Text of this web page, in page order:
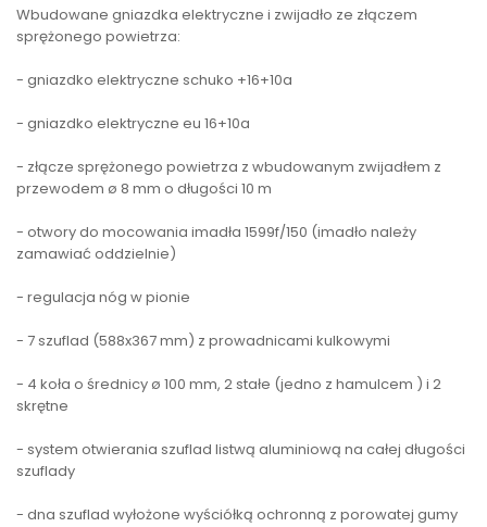
Wbudowane gniazdka elektryczne i zwijadło ze złączem
sprężonego powietrza:
- gniazdko elektryczne schuko +16+10a
- gniazdko elektryczne eu 16+10a
- złącze sprężonego powietrza z wbudowanym zwijadłem z
przewodem ø 8 mm o długości 10 m
- otwory do mocowania imadła 1599f/150 (imadło należy
zamawiać oddzielnie)
- regulacja nóg w pionie
- 7 szuflad (588x367 mm) z prowadnicami kulkowymi
- 4 koła o średnicy ø 100 mm, 2 stałe (jedno z hamulcem ) i 2
skrętne
- system otwierania szuflad listwą aluminiową na całej długości
szuflady
- dna szuflad wyłożone wyściółką ochronną z porowatej gumy